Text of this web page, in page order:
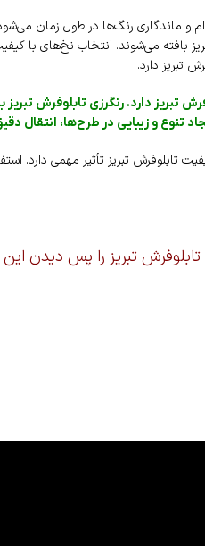
و ماندگاری رنگ‌ها در طول زمان
بافته می‌شوند. انتخاب نخ‌های با
تبریز دارد.
تبریز دارد. رنگرزی تابلوفرش
تنوع و زیبایی در طرح‌ها،
تابلوفرش تبریز تأثیر مهمی
تبریز را پس دیدن